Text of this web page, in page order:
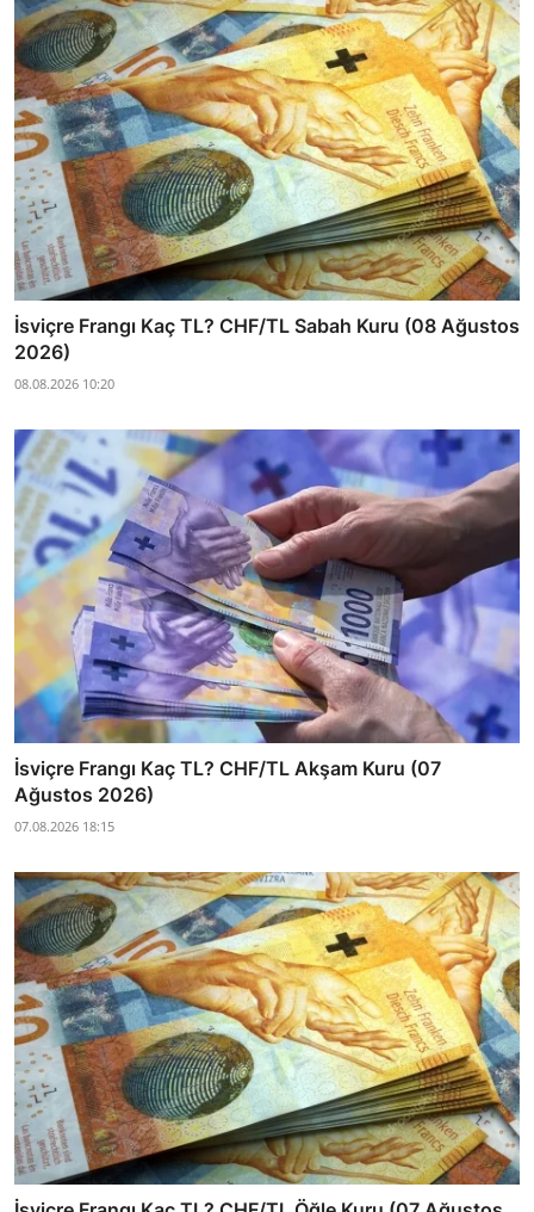
İsviçre Frangı Kaç TL? CHF/TL Sabah Kuru (08 Ağustos
2026)
08.08.2026 10:20
İsviçre Frangı Kaç TL? CHF/TL Akşam Kuru (07
Ağustos 2026)
07.08.2026 18:15